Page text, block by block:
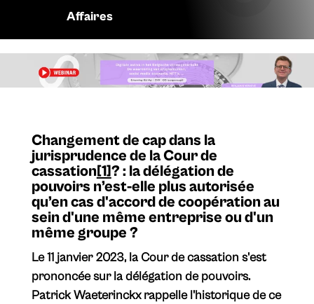
Affaires
Changement de cap dans la
jurisprudence de la Cour de
cassation[1]? : la délégation de
pouvoirs n’est-elle plus autorisée
qu’en cas d'accord de coopération au
sein d'une même entreprise ou d'un
même groupe ?
Le 11 janvier 2023, la Cour de cassation s'est
prononcée sur la délégation de pouvoirs.
Patrick Waeterinckx rappelle l'historique de ce